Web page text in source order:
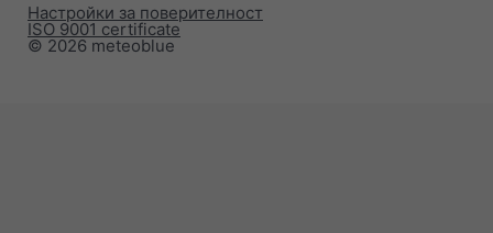
© 2026 meteoblue
ISO 9001 certificate
Настройки за поверителност